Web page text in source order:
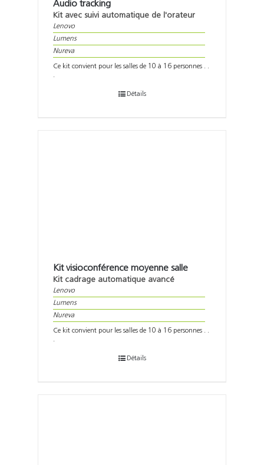
Audio tracking
Kit avec suivi automatique de l'orateur
Lenovo
Lumens
Nureva
Ce kit convient pour les salles de 10 à 16 personnes . .
.
Détails
Kit visioconférence moyenne salle
Kit cadrage automatique avancé
Lenovo
Lumens
Nureva
Ce kit convient pour les salles de 10 à 16 personnes . .
.
Détails